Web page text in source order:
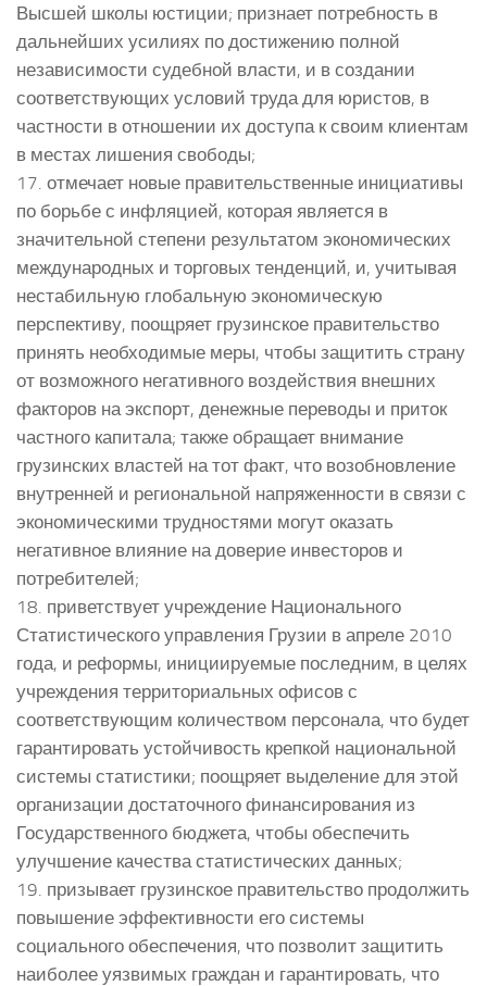
Высшей школы юстиции; признает потребность в
дальнейших усилиях по достижению полной
независимости судебной власти, и в создании
соответствующих условий труда для юристов, в
частности в отношении их доступа к своим клиентам
в местах лишения свободы;
17. отмечает новые правительственные инициативы
по борьбе с инфляцией, которая является в
значительной степени результатом экономических
международных и торговых тенденций, и, учитывая
нестабильную глобальную экономическую
перспективу, поощряет грузинское правительство
принять необходимые меры, чтобы защитить страну
от возможного негативного воздействия внешних
факторов на экспорт, денежные переводы и приток
частного капитала; также обращает внимание
грузинских властей на тот факт, что возобновление
внутренней и региональной напряженности в связи с
экономическими трудностями могут оказать
негативное влияние на доверие инвесторов и
потребителей;
18. приветствует учреждение Национального
Статистического управления Грузии в апреле 2010
года, и реформы, инициируемые последним, в целях
учреждения территориальных офисов с
соответствующим количеством персонала, что будет
гарантировать устойчивость крепкой национальной
системы статистики; поощряет выделение для этой
организации достаточного финансирования из
Государственного бюджета, чтобы обеспечить
улучшение качества статистических данных;
19. призывает грузинское правительство продолжить
повышение эффективности его системы
социального обеспечения, что позволит защитить
наиболее уязвимых граждан и гарантировать, что